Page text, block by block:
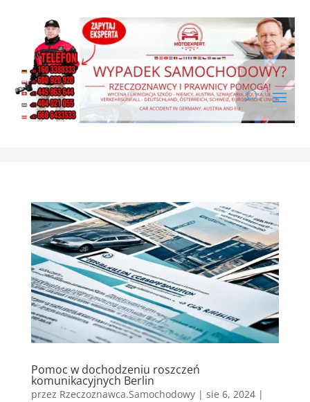
Pomoc w dochodzeniu roszczeń
komunikacyjnych Berlin
przez Rzeczoznawca.Samochodowy| sie 6, 2024|